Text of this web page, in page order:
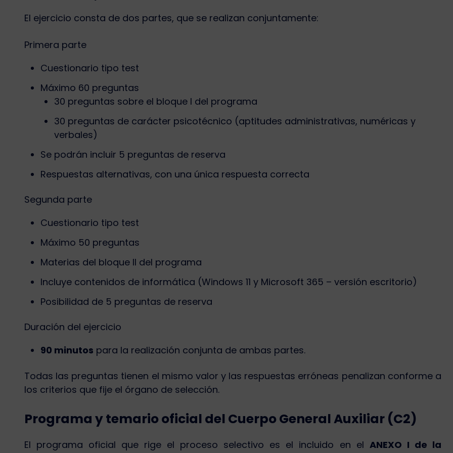
El ejercicio consta de dos partes, que se realizan conjuntamente:
Primera parte
Cuestionario tipo test
Máximo 60 preguntas
30 preguntas sobre el bloque I del programa
30 preguntas de carácter psicotécnico (aptitudes administrativas, numéricas y
verbales)
Se podrán incluir 5 preguntas de reserva
Respuestas alternativas, con una única respuesta correcta
Segunda parte
Cuestionario tipo test
Máximo 50 preguntas
Materias del bloque II del programa
Incluye contenidos de informática (Windows 11 y Microsoft 365 – versión escritorio)
Posibilidad de 5 preguntas de reserva
Duración del ejercicio
90 minutos para la realización conjunta de ambas partes.
Todas las preguntas tienen el mismo valor y las respuestas erróneas penalizan conforme a
los criterios que fije el órgano de selección.
Programa y temario oficial del Cuerpo General Auxiliar (C2)
El programa oficial que rige el proceso selectivo es el incluido en el ANEXO I de la